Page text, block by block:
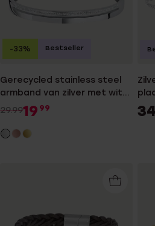
Gerecycled stainless steel
armband van zilver met wit
kristal
29.9919 99
-33% Bestseller
34